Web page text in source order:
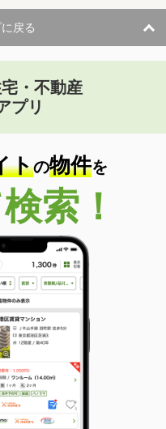
戻る
・不動産
プリ
トの物件を
索！